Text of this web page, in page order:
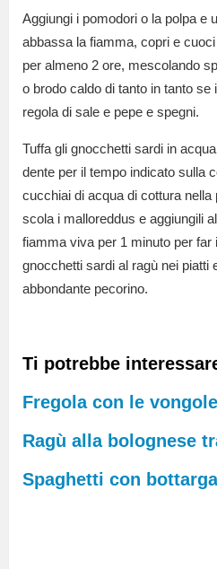
Aggiungi i pomodori o la polpa e
abbassa la fiamma, copri e
per almeno 2 ore, mescolando
o brodo caldo di tanto in tanto se
regola di sale e pepe e spegni.
Tuffa gli gnocchetti sardi in
dente per il tempo indicato sulla
cucchiai di acqua di cottura nella
scola i malloreddus e aggiungili
fiamma viva per 1 minuto per far
gnocchetti sardi al ragù nei piatti
abbondante pecorino.
Ti potrebbe
Fregola con le vongole
Ragù alla bolognese
Spaghetti con